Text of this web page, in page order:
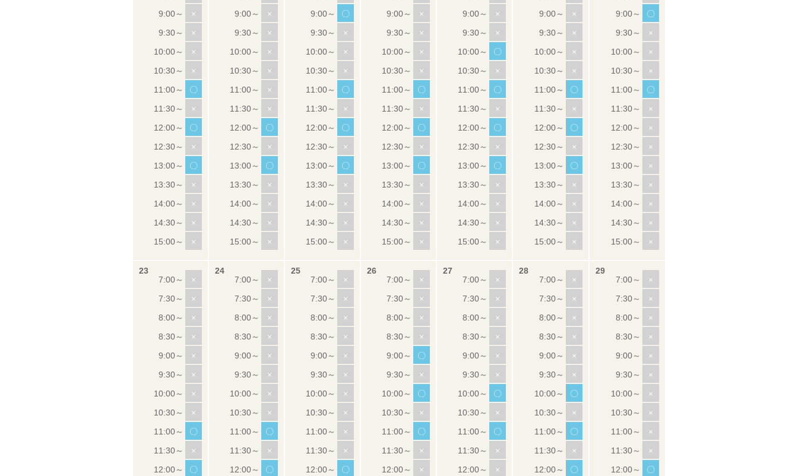
×
×
×
×
〇
×
〇
×
〇
×
×
×
×
×
×
×
×
×
×
〇
×
〇
×
×
×
×
〇
×
×
×
〇
×
〇
×
〇
×
×
×
×
×
×
×
×
〇
×
〇
×
〇
×
×
×
×
×
×
〇
×
〇
×
〇
×
〇
×
×
×
×
×
×
×
×
〇
×
〇
×
〇
×
×
×
×
〇
×
×
×
〇
×
×
×
×
×
×
×
×
×
×
×
×
×
×
×
×
〇
×
〇
×
×
×
×
×
×
×
×
〇
×
〇
×
×
×
×
×
×
×
×
×
×
〇
×
×
×
×
〇
×
〇
×
〇
×
×
×
×
×
×
×
×
〇
×
〇
×
×
×
×
×
×
×
×
〇
×
〇
×
〇
×
×
×
×
×
×
×
×
×
×
〇